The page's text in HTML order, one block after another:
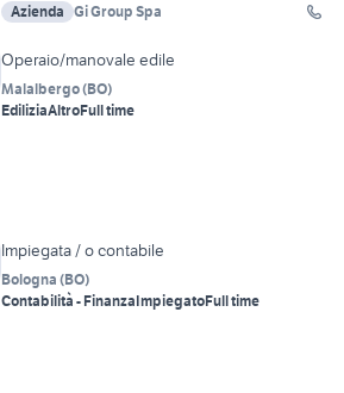
Azienda Gi Group Spa
Operaio/manovale edile
Malalbergo(BO)
EdiliziaAltroFull time
Impiegata / o contabile
Bologna (BO)
Contabilità - FinanzaImpiegatoFull time